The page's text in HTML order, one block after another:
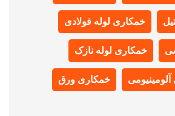
خمکاری لوله فولادی
خمکاری لوله نازک
خمکاری ورق